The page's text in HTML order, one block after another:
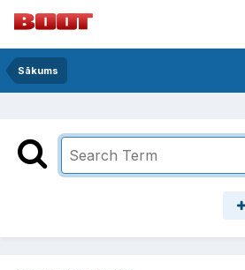
Sākums